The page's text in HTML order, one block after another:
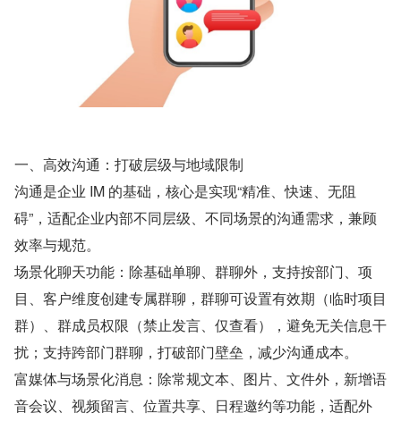
一、高效沟通：打破层级与地域限制
沟通是企业 IM 的基础，核心是实现“精准、快速、无阻
碍”，适配企业内部不同层级、不同场景的沟通需求，兼顾
效率与规范。
场景化聊天功能：除基础单聊、群聊外，支持按部门、项
目、客户维度创建专属群聊，群聊可设置有效期（临时项目
群）、群成员权限（禁止发言、仅查看），避免无关信息干
扰；支持跨部门群聊，打破部门壁垒，减少沟通成本。
富媒体与场景化消息：除常规文本、图片、文件外，新增语
音会议、视频留言、位置共享、日程邀约等功能，适配外